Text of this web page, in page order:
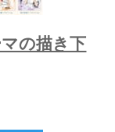
の描き下